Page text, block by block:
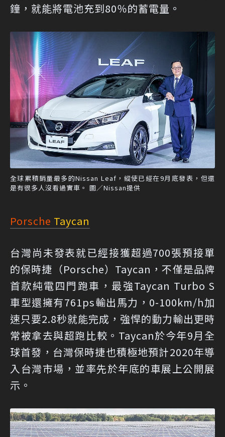
鐘，就能將電池充到80％的蓄電量。
全球累積銷量最多的Nissan Leaf，縱使已經在9月底發表，但還
是有很多人沒看過實車。 圖／Nissan提供
Porsche Taycan
台灣尚未發表就已經接獲超過700張預接單
的保時捷（Porsche）Taycan，不僅是品牌
首款純電四門跑車，最強Taycan Turbo S
車型還擁有761ps輸出馬力，0-100km/h加
速只要2.8秒就能完成，強悍的動力輸出更時
常被拿去與超跑比較。Taycan於今年9月全
球首發，台灣保時捷也積極地預計2020年導
入台灣市場，並率先於年底的車展上公開展
示。